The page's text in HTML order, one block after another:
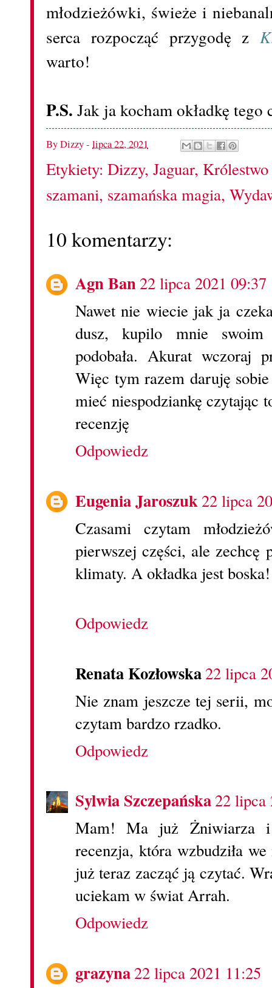
młodzieżówki, świeże i
serca rozpocząć przygodę z
warto!
P.S. Jak ja kocham okładkę
ByDizzy- lipca 22, 2021
Etykiety: Dizzy, Jaguar, Królestwo
szamani, szamańska magia,
10 komentarzy:
Agn Ban22 lipca 2021 09:37
Nawet nie wiecie jak ja
dusz, kupilo mnie
podobała. Akurat wczoraj
Więc tym razem daruję
mieć niespodziankę czytając
recenzję
Odpowiedz
Eugenia Jaroszuk22 lipca
Czasami czytam
pierwszej części, ale zechcę
klimaty. A okładka jest boska!
Odpowiedz
Renata Kozłowska22 lipca
Nie znam jeszcze tej serii,
czytam bardzo rzadko.
Odpowiedz
Sylwia Szczepańska22 lipca
Mam! Ma już Żniwiarza i
recenzja, która wzbudziła
już teraz zacząć ją czytać.
uciekam w świat Arrah.
Odpowiedz
grazyna22 lipca 2021 11:25